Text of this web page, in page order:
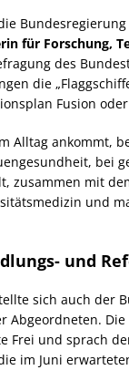
für Forschung,
des
die
Fusion
Alltag ankommt,
bei
zusammen mit
und
und
sich auch der
Abgeordneten.
Frei und sprach
im Juni